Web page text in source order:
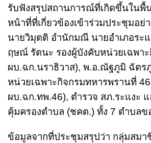
รับฟังสรุปสถานการณ์ที่เกิดขึ้นในพื้
หน้าที่ที่เกี่ยวข้องเข้าร่วมประชุมอย่
นายวิมุตติ อำนักมณี นายอำเภอระแ
ฤษณ์ รัตนะ รองผู้บังคับหน่วยเฉพาะ
ผบ.ฉก.นราธิวาส), พ.อ.ณัฐภูมิ ฉัตร
หน่วยเฉพาะกิจกรมทหารพรานที่ 46
ผบ.ฉก.ทพ.46), ตำรวจ สภ.ระแงะ
คุ้มครองตำบล (ชคต.) ทั้ง 7 ตำบลข
ข้อมูลจากที่ประชุมสรุปว่า กลุ่มสมา